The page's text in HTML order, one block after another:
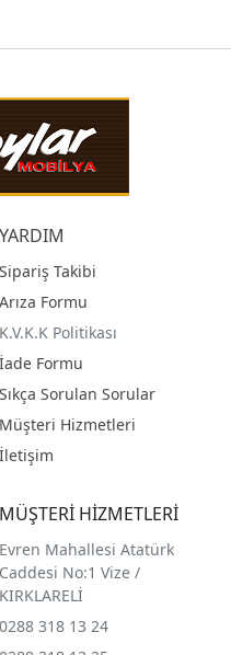
YARDIM
Sipariş Takibi
Arıza Formu
K.V.K.K Politikası
İade Formu
Sıkça Sorulan Sorular
Müşteri Hizmetleri
İletişim
MÜŞTERİ HİZMETLERİ
Evren Mahallesi Atatürk
Caddesi No:1 Vize /
KIRKLARELİ
0288 318 13 24